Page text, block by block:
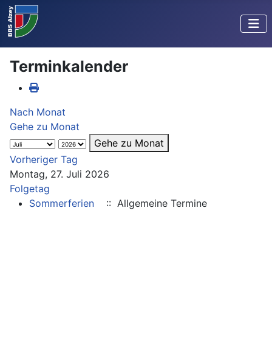
Terminkalender
Nach Monat
Gehe zu Monat
Gehe zu Monat
Vorheriger Tag
Montag, 27. Juli 2026
Folgetag
Sommerferien
:: Allgemeine Termine